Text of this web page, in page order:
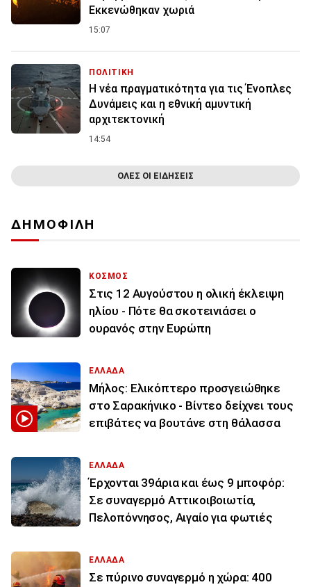
Εκκενώθηκαν χωριά
15:07
ΠΟΛΙΤΙΚΗ
Η νέα πραγματικότητα για τις Ένοπλες
Δυνάμεις και η εθνική αμυντική
αρχιτεκτονική
14:54
ΟΛΕΣ ΟΙ ΕΙΔΗΣΕΙΣ
ΔΗΜΟΦΙΛΗ
ΚΟΣΜΟΣ
Στις 12 Αυγούστου η ολική έκλειψη
ηλίου - Πότε θα σκοτεινιάσει ο
ουρανός στην Ευρώπη
ΕΛΛΑΔΑ
Μήλος: Ελικόπτερο προσγειώθηκε
στο Σαρακήνικο - Βίντεο δείχνει τους
επιβάτες να βουτάνε στη θάλασσα
ΕΛΛΑΔΑ
Έρχονται 39άρια και έως 9 μποφόρ:
Σε συναγερμό Αττικοιβοιωτία,
Πελοπόννησος, Αιγαίο για φωτιές
ΕΛΛΑΔΑ
Σε πύρινο συναγερμό η χώρα: 400